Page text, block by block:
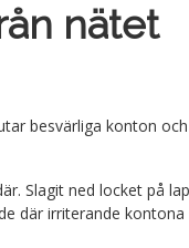
nätet
besvärliga konton
Slagit ned locket på
där irriterande